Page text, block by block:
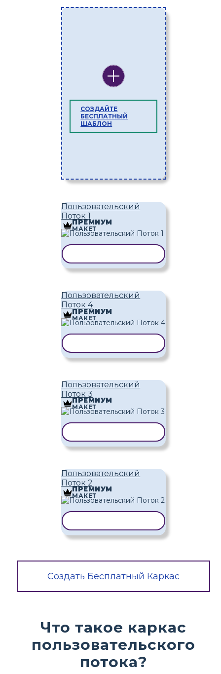
СОЗДАЙТЕ
БЕСПЛАТНЫЙ
ШАБЛОН
Пользовательский
Поток 1
ПРЕМИУМ
МАКЕТ
Пользовательский
Поток 4
ПРЕМИУМ
МАКЕТ
Пользовательский
Поток 3
ПРЕМИУМ
МАКЕТ
Пользовательский
Поток 2
ПРЕМИУМ
МАКЕТ
Создать Бесплатный Каркас
Что такое каркас
пользовательского
потока?